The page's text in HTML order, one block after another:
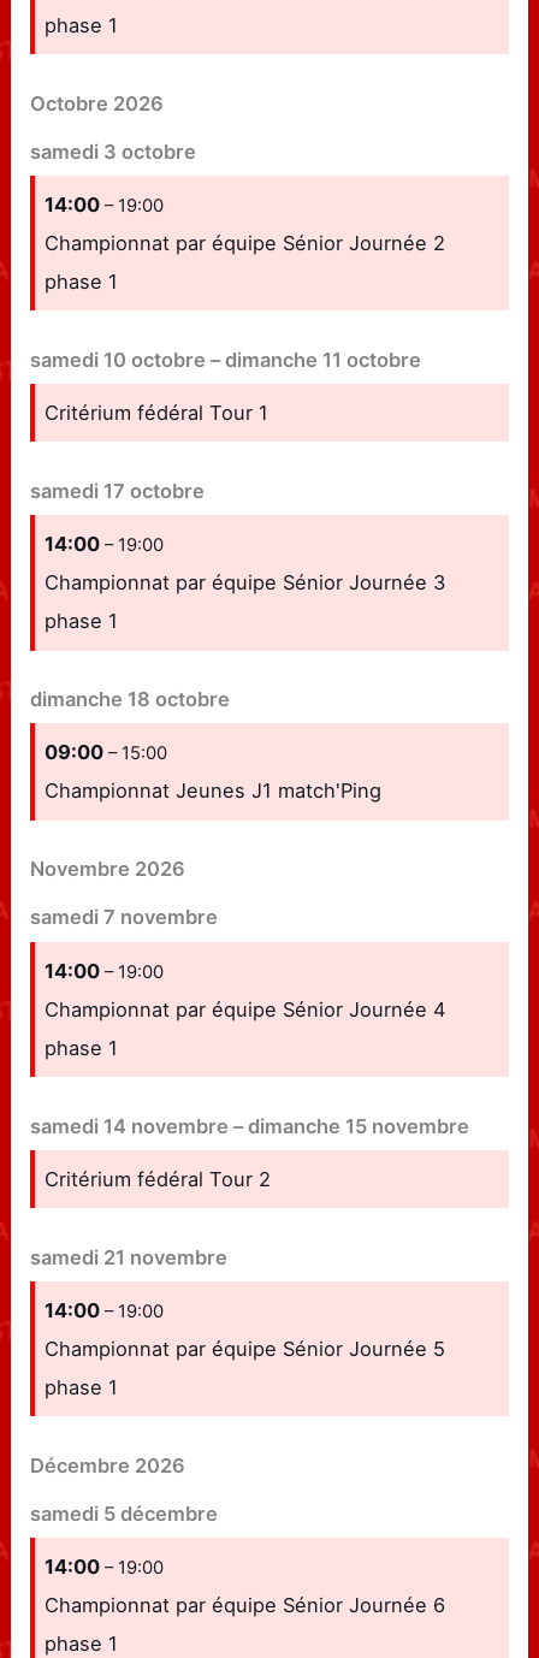
phase 1
Octobre 2026
samedi 3 octobre
14:00– 19:00
Championnat par équipe Sénior Journée 2
phase 1
samedi 10 octobre –dimanche 11 octobre
Critérium fédéral Tour 1
samedi 17 octobre
14:00– 19:00
Championnat par équipe Sénior Journée 3
phase 1
dimanche 18 octobre
09:00– 15:00
Championnat Jeunes J1 match'Ping
Novembre 2026
samedi 7 novembre
14:00– 19:00
Championnat par équipe Sénior Journée 4
phase 1
samedi 14 novembre –dimanche 15 novembre
Critérium fédéral Tour 2
samedi 21 novembre
14:00– 19:00
Championnat par équipe Sénior Journée 5
phase 1
Décembre 2026
samedi 5 décembre
14:00– 19:00
Championnat par équipe Sénior Journée 6
phase 1